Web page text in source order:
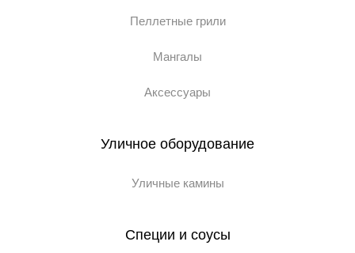
Пеллетные грили
Мангалы
Аксессуары
Уличное оборудование
Уличные камины
Специи и соусы